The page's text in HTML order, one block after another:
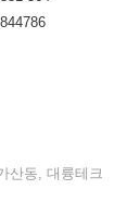
산동, 대륭테크